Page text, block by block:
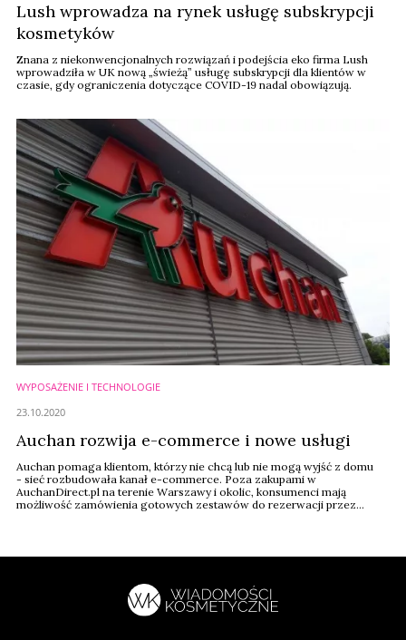
Lush wprowadza na rynek usługę subskrypcji
kosmetyków
Znana z niekonwencjonalnych rozwiązań i podejścia eko firma Lush
wprowadziła w UK nową „świeżą” usługę subskrypcji dla klientów w
czasie, gdy ograniczenia dotyczące COVID-19 nadal obowiązują.
WYPOSAŻENIE I TECHNOLOGIE
Auchan rozwija e-commerce i nowe usługi
Auchan pomaga klientom, którzy nie chcą lub nie mogą wyjść z domu
- sieć rozbudowała kanał e-commerce. Poza zakupami w
AuchanDirect.pl na terenie Warszawy i okolic, konsumenci mają
możliwość zamówienia gotowych zestawów do rezerwacji przez
23.10.2020